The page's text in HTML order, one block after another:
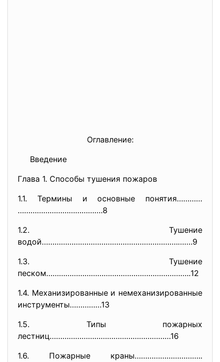
Оглавление:
Введение
Глава 1. Способы тушения пожаров
1.1. Термины и основные понятия…………
………………………………….8
1.2. Тушение
водой……………………………………………………….…….9
1.3. Тушение
песком…………………………………………………………..12
1.4. Механизированные и немеханизированные
инструменты……………13
1.5. Типы пожарных
лестниц…………………………………………………16
1.6. Пожарные краны…………………………..